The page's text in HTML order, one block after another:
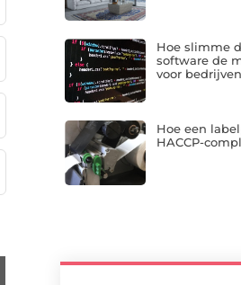
Hoe slimme
software de
voor
Hoe een
HACCP-